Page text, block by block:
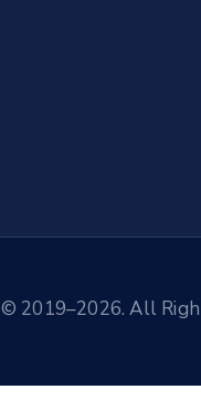
© 2019–2026. All